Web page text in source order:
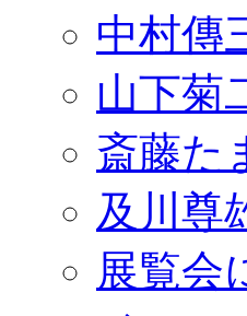
中村傳
山下菊
斎藤た
及川尊
展覧会